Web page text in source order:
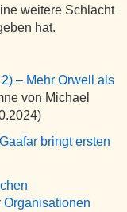
weitere Schlacht
hat.
– Mehr Orwell als
von Michael
bringt ersten